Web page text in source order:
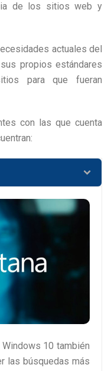
de los sitios web y
actuales del
propios estándares
para que fueran
con las que cuenta
10 también
las búsquedas más